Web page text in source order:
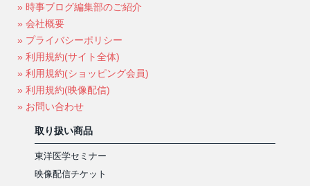
» 時事ブログ編集部のご紹介
» 会社概要
» プライバシーポリシー
» 利用規約(サイト全体)
» 利用規約(ショッピング会員)
» 利用規約(映像配信)
» お問い合わせ
取り扱い商品
東洋医学セミナー
映像配信チケット